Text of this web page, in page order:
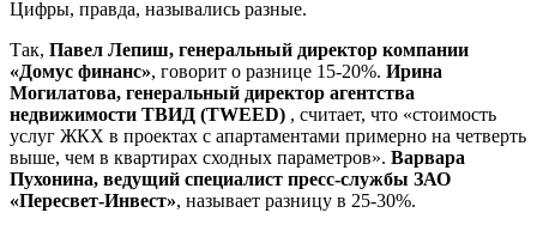
Цифры, правда, назывались разные.
Так, Павел Лепиш, генеральный директор компании
«Домус финанс», говорит о разнице 15-20%. Ирина
Могилатова, генеральный директор агентства
недвижимости ТВИД (TWEED) , считает, что «стоимость
услуг ЖКХ в проектах с апартаментами примерно на четверть
выше, чем в квартирах сходных параметров». Варвара
Пухонина, ведущий специалист пресс-службы ЗАО
«Пересвет-Инвест», называет разницу в 25-30%.